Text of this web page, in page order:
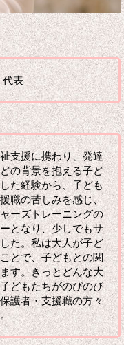
表
支援に携わり、発達
の背景を抱える子ど
た経験から、子ども
職の苦しみを感じ、
ーズトレーニングの
となり、少しでもサ
た。私は大人が子ど
とで、子どもとの関
す。きっとどんな大
どもたちがのびのび
護者・支援職の方々